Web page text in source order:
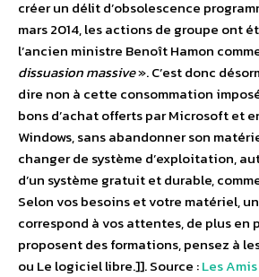
créer un délit d’obsolescence
mars 2014, les actions de groupe ont
l’ancien ministre Benoît Hamon
dissuasion massive». C’est donc
dire non à cette consommation
bons d’achat offerts par Microsoft et
Windows, sans abandonner son
changer de système d’exploitation,
d’un système gratuit et durable,
Selon vos besoins et votre matériel,
correspond à vos attentes, de plus en
proposent des formations, pensez à
ou Le logiciel libre.]]. Source :Les